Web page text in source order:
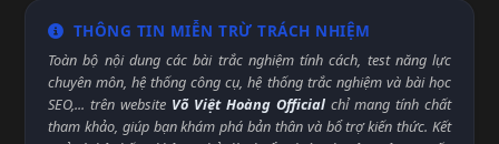
THÔNG TIN MIỄN TRỪ TRÁCH NHIỆM
Toàn bộ nội dung các bài trắc nghiệm tính cách, test năng lực
chuyên môn, hệ thống công cụ, hệ thống trắc nghiệm và bài học
SEO,... trên website Võ Việt Hoàng Official chỉ mang tính chất
tham khảo, giúp bạn khám phá bản thân và bổ trợ kiến thức. Kết